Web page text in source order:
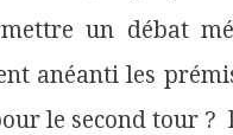
un débat
anéanti les
le second tour ?